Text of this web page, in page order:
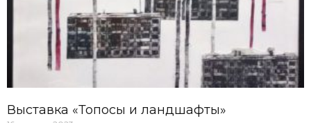
Выставка «Топосы и ландшафты»